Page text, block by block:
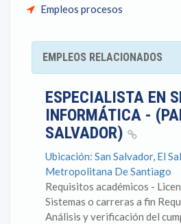
Empleos procesos
EMPLEOS RELACIONADOS
ESPECIALISTA EN
INFORMÁTICA -
SALVADOR)
Ubicación: San Salvador, El
Metropolitana De Santiago
Requisitos académicos -
Sistemas o carreras a fin
Análisis y verificación del